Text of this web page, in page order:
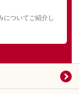
についてご紹介し